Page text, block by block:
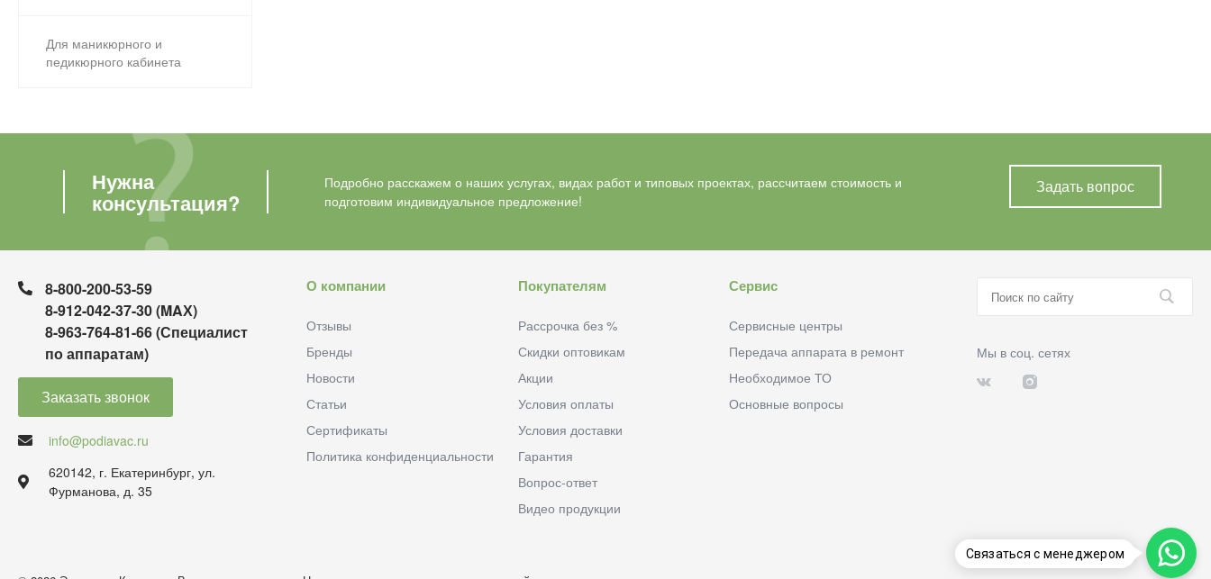
Для маникюрного и
педикюрного кабинета
Нужна
консультация?
Подробно расскажем о наших услугах, видах работ и типовых проектах, рассчитаем стоимость и
подготовим индивидуальное предложение!
Задать вопрос
8-800-200-53-59
8-912-042-37-30 (MAХ)
8-963-764-81-66 (Специалист
по аппаратам)
Заказать звонок
info@podiavac.ru
620142, г. Екатеринбург, ул.
Фурманова, д. 35
О компании
Отзывы
Бренды
Новости
Статьи
Сертификаты
Политика конфиденциальности
Покупателям
Рассрочка без %
Скидки оптовикам
Акции
Условия оплаты
Условия доставки
Гарантия
Вопрос-ответ
Видео продукции
Сервис
Сервисные центры
Передача аппарата в ремонт
Необходимое ТО
Основные вопросы
Мы в соц. сетях
Связаться с менеджером